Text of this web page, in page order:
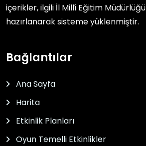
içerikler, ilgili İl Millî Eğitim Müdürlüğü
hazırlanarak sisteme yüklenmiştir.
Bağlantılar
Ana Sayfa
Harita
Etkinlik Planları
Oyun Temelli Etkinlikler